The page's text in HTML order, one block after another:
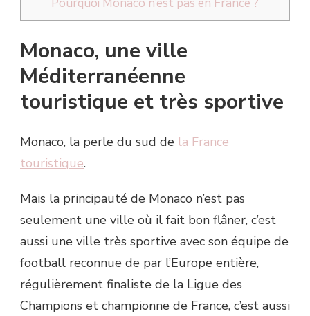
Monaco, une ville
Méditerranéenne
touristique et très sportive
Monaco, la perle du sud de la France
touristique.
Mais la principauté de Monaco n’est pas
seulement une ville où il fait bon flâner, c’est
aussi une ville très sportive avec son équipe de
football reconnue de par l’Europe entière,
régulièrement finaliste de la Ligue des
Champions et championne de France, c’est aussi